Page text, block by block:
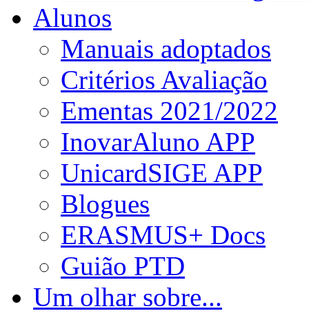
Alunos
Manuais adoptados
Critérios Avaliação
Ementas 2021/2022
InovarAluno APP
UnicardSIGE APP
Blogues
ERASMUS+ Docs
Guião PTD
Um olhar sobre...